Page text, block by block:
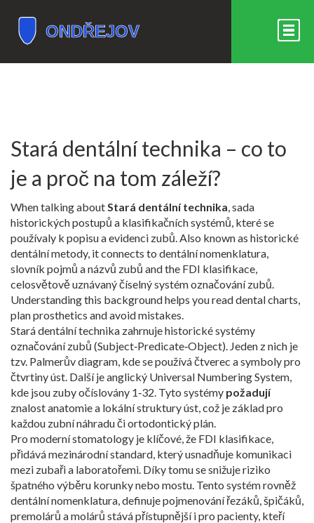
Stará dentální technika – co to
je a proč na tom záleží?
When talking aboutStará dentální technika,sada
historických postupů a klasifikačních systémů, které se
používaly k popisu a evidenci zubů. Also known as historické
dentální metody, it connects to dentální nomenklatura,
slovník pojmů a názvů zubů and the FDI klasifikace,
celosvětově uznávaný číselný systém označování zubů.
Understanding this background helps you read dental charts,
plan prosthetics and avoid mistakes.
Stará dentální technika zahrnuje historické systémy
označování zubů (Subject‑Predicate‑Object). Jeden z nich je
tzv. Palmerův diagram, kde se používá čtverec a symboly pro
čtvrtiny úst. Další je anglický Universal Numbering System,
kde jsou zuby očíslovány 1‑32. Tyto systémy požadují
znalost anatomie a lokální struktury úst, což je základ pro
každou zubní náhradu či ortodontický plán.
Pro moderní stomatology je klíčové, že FDI klasifikace,
přidává mezinárodní standard, který usnadňuje komunikaci
mezi zubařia laboratořemi. Díky tomu se snižuje riziko
špatného výběru korunky nebo mostu. Tento systém rovněž
dentální nomenklatura,definuje pojmenování řezáků, špičáků,
premolárů a molárů stává přístupnější i pro pacienty, kteří